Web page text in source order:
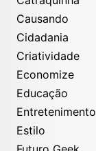
Causando
Cidadania
Criatividade
Economize
Educação
Entretenimento
Estilo